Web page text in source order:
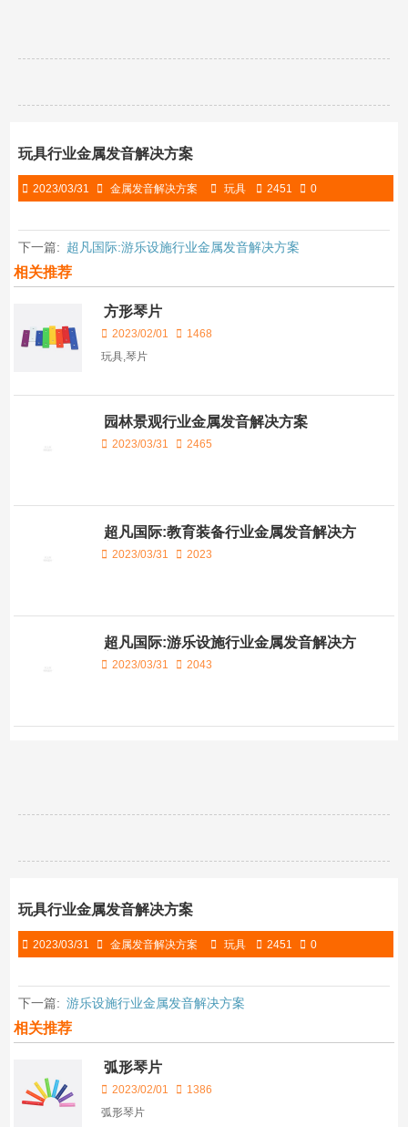
玩具行业金属发音解决方案
2023/03/31 金属发音解决方案 玩具 2451 0
下一篇: 超凡国际:游乐设施行业金属发音解决方案
相关推荐
方形琴片
2023/02/01
1468
玩具,琴片
园林景观行业金属发音解决方案
2023/03/31 2465
超凡国际:教育装备行业金属发音解决方
案2023/03/31 2023
超凡国际:游乐设施行业金属发音解决方
案2023/03/31 2043
玩具行业金属发音解决方案
2023/03/31 金属发音解决方案 玩具 2451 0
下一篇: 游乐设施行业金属发音解决方案
相关推荐
弧形琴片
2023/02/01
1386
弧形琴片